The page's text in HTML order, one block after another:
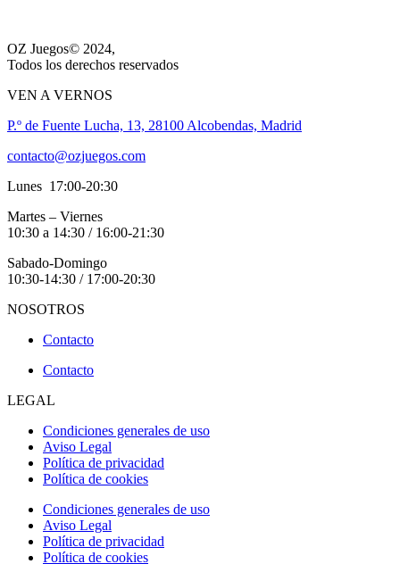
OZ Juegos© 2024,
Todos los derechos reservados
VEN A VERNOS
P.º de Fuente Lucha, 13, 28100 Alcobendas, Madrid
contacto@ozjuegos.com
Lunes 17:00-20:30
Martes – Viernes
10:30 a 14:30 / 16:00-21:30
Sabado-Domingo
10:30-14:30 / 17:00-20:30
NOSOTROS
Contacto
Contacto
LEGAL
Condiciones generales de uso
Aviso Legal
Política de privacidad
Política de cookies
Condiciones generales de uso
Aviso Legal
Política de privacidad
Política de cookies